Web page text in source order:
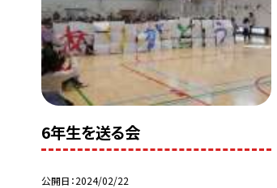
6年生を送る会
公開日 2024/02/22